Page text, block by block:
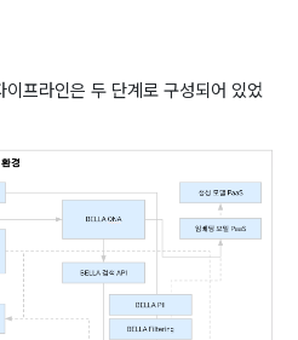
프라인은 두 단계로 구성되어 있었